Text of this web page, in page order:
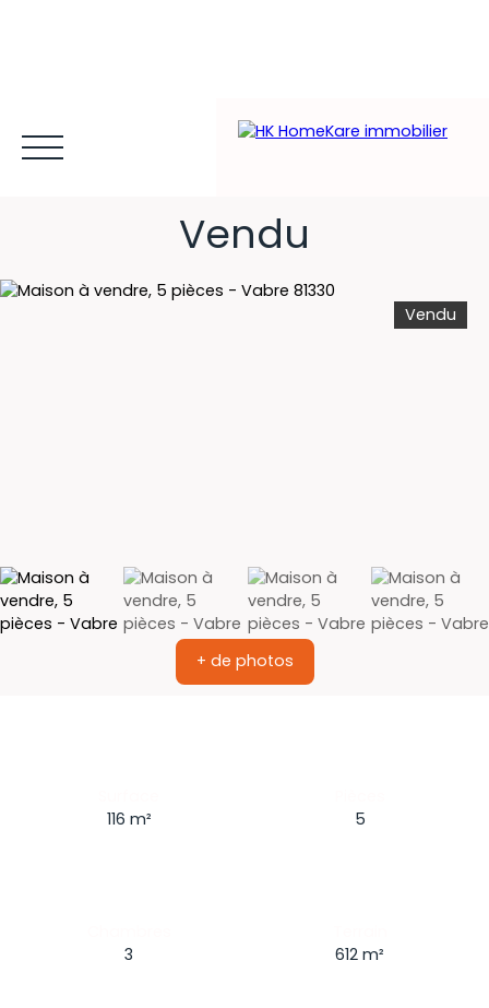
Gestion locative
Maison à vendre, 5 pièces -
Vendu
Vendu
+ de photos
116 m²
5
3
612m²